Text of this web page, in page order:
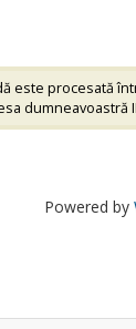
este procesată
dumneavoastră
Powered by